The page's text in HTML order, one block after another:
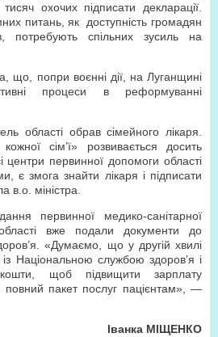
охочих підписати декларації.
питань, як доступність громадян
потребують спільних зусиль на
що, попри воєнні дії, на Луганщині
процеси в реформуванні
області обрав сімейного лікаря.
сім’ї» розвивається досить
центри первинної допомоги області
є змога знайти лікаря і підписати
в.о. міністра.
первинної медико-санітарної
вже подали документи до
«Думаємо, що у другій хвилі
із Національною службою здоров’я і
щоб підвищити зарплату
повний пакет послуг пацієнтам», —
Іванка МІЩЕНКО